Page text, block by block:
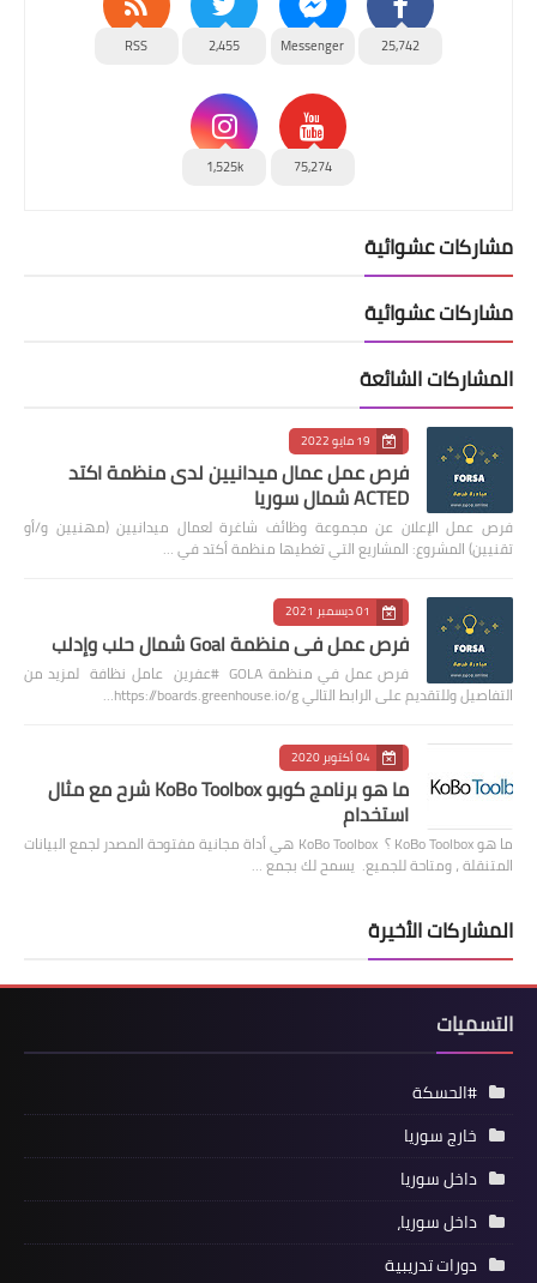
25,742
Messenger
2,455
RSS
75,274
1,525k
مشاركات عشوائية
مشاركات عشوائية
المشاركات الشائعة
19 مايو 2022
فرص عمل عمال ميدانيين لدى منظمة اكتد
ACTED شمال سوريا
فرص عمل الإعلان عن مجموعة وظائف شاغرة لعمال ميدانيين (مهنيين و/أو
تقنيين) المشروع: المشاريع التي تغطيها منظمة أكتد في …
01 ديسمبر 2021
فرص عمل في منظمة Goal شمال حلب وإدلب
فرص عمل في منظمة GOLA #عفرين عامل نظافة لمزيد من
التفاصيل وللتقديم على الرابط التالي https://boards.greenhouse.io/g…
04 أكتوبر 2020
ما هو برنامج كوبو KoBo Toolbox شرح مع مثال
استخدام
ما هو KoBo Toolbox ؟ KoBo Toolbox هي أداة مجانية مفتوحة المصدر لجمع البيانات
المتنقلة ، ومتاحة للجميع. يسمح لك بجمع …
المشاركات الأخيرة
التسميات
#الحسكة
خارج سوريا
داخل سوريا
داخل سوريا،
دورات تدريبية